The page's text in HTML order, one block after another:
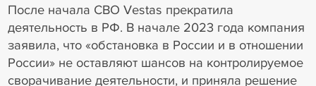
После начала СВО Vestas прекратила
деятельность в РФ. В начале 2023 года компания
заявила, что «обстановка в России и в отношении
России» не оставляют шансов на контролируемое
сворачивание деятельности, и приняла решение